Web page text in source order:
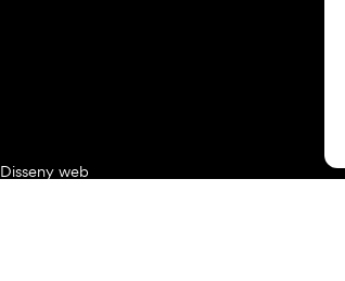
Disseny web